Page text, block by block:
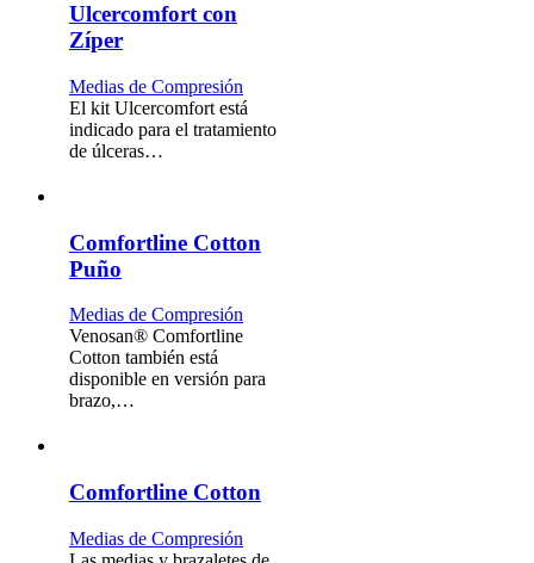
Ulcercomfort con
Zíper
Medias de Compresión
El kit Ulcercomfort está
indicado para el tratamiento
de úlceras…
Comfortline Cotton
Puño
Medias de Compresión
Venosan® Comfortline
Cotton también está
disponible en versión para
brazo,…
Comfortline Cotton
Medias de Compresión